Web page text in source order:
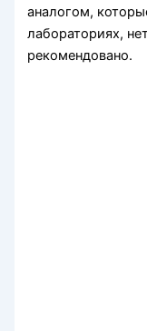
аналогом,
лабораториях,
рекомендовано.